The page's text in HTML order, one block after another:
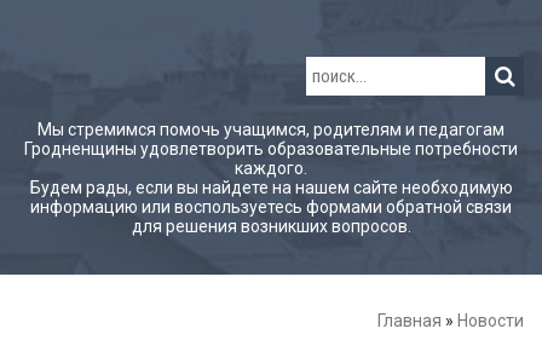
Мы стремимся помочь учащимся, родителям и педагогам
Гродненщины удовлетворить образовательные потребности
каждого.
Будем рады, если вы найдете на нашем сайте необходимую
информацию или воспользуетесь формами обратной связи
для решения возникших вопросов.
Главная » Новости